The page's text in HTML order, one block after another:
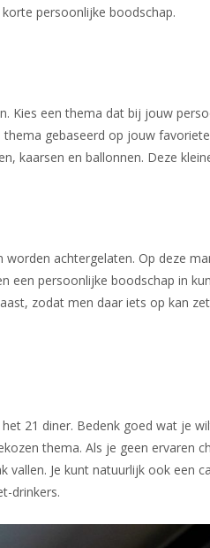
persoonlijke boodschap.
Kies een thema dat bij jouw
gebaseerd op jouw
kaarsen en ballonnen. Deze
achtergelaten. Op deze
een persoonlijke boodschap in
zodat men daar iets op kan
21 diner. Bedenk goed wat je
thema. Als je geen ervaren
vallen. Je kunt natuurlijk ook
drinkers.